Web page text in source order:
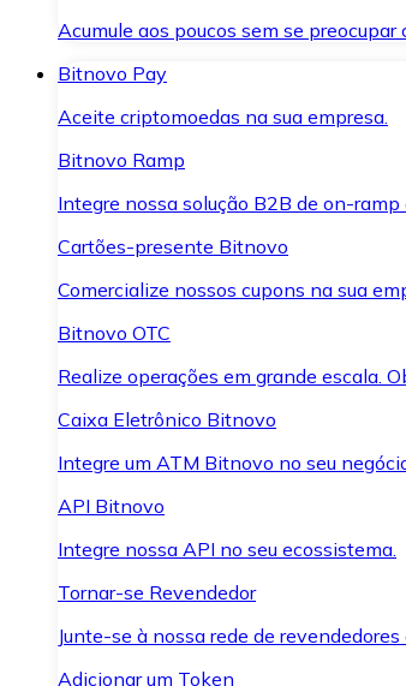
Acumule aos poucos sem se preocupar
Bitnovo Pay
Aceite criptomoedas na sua empresa.
Bitnovo Ramp
Integre nossa solução B2B de on-
Cartões-presente Bitnovo
Comercialize nossos cupons na sua
Bitnovo OTC
Realize operações em grande escala.
Caixa Eletrônico Bitnovo
Integre um ATM Bitnovo no seu
API Bitnovo
Integre nossa API no seu ecossistema.
Tornar-se Revendedor
Junte-se à nossa rede de
Adicionar um Token